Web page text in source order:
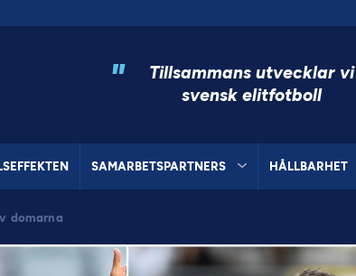
"
Tillsammans utvecklar vi
svensk elitfotboll
SAMARBETSPARTNERS HÅLLBARHET
domarna